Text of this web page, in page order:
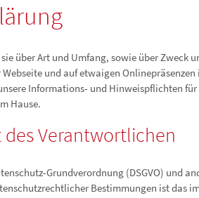
über Art und Umfang, sowie über Zweck
und auf etwaigen
Informations- und Hinweispflichten
Hause.
Verantwortlichen
Grundverordnung (DSGVO) und
Bestimmungen ist das